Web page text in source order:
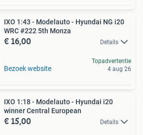
IXO 1:43 - Modelauto - Hyundai NG i20
WRC #222 5th Monza
€ 16,00 Details
Bezoek website
Topadvertentie
4 aug 26
IXO 1:18 - Modelauto - Hyundai i20
winner Central European
€ 15,00 Details